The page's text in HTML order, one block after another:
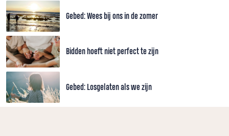
Gebed: Wees bij ons in de zomer
Bidden hoeft niet perfect te zijn
Gebed: Losgelaten als we zijn